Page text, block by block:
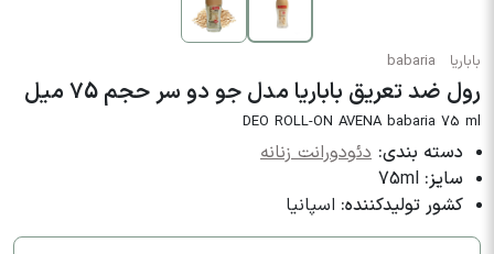
باباریا babaria
رول ضد تعریق باباریا مدل جو دو سر حجم 75 میل
DEO ROLL-ON AVENA babaria 75 ml
دسته بندی: دئودورانت زنانه
سایز: 75ml
کشور تولیدکننده: اسپانیا